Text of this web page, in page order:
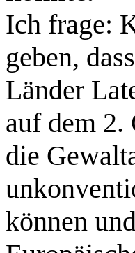
Ich frage:
geben,
Länder
auf dem
die
können